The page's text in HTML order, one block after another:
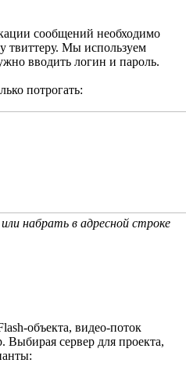
сообщений необходимо
твиттеру. Мы используем
вводить логин и пароль.
потрогать:
набрать в адресной строке
объекта, видео-поток
Выбирая сервер для проекта,